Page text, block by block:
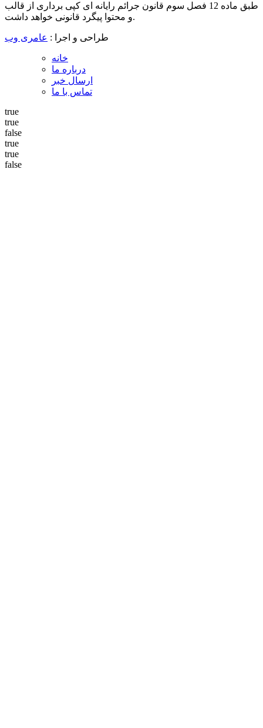
طبق ماده 12 فصل سوم قانون جرائم رایانه ای کپی برداری از قالب
و محتوا پیگرد قانونی خواهد داشت.
طراحی و اجرا : عامری وب
خانه
درباره ما
ارسال خبر
تماس با ما
true
true
false
true
true
false